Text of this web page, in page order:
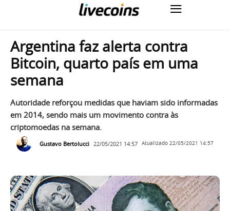
Argentina faz alerta contra
Bitcoin, quarto país em uma
semana
Autoridade reforçou medidas que haviam sido informadas
em 2014, sendo mais um movimento contra às
criptomoedas na semana.
Gustavo Bertolucci 22/05/2021 14:57 Atualizado 22/05/2021 14:57